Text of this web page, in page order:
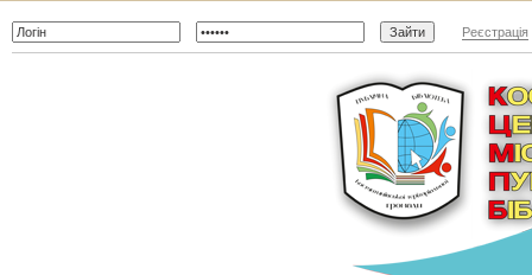
Реєстрація